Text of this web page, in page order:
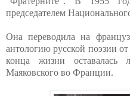
председателем
Она переводила на
антологию русской поэзии
конца жизни оставалась
Маяковского во Франции.